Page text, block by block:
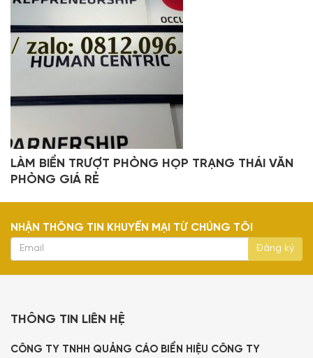
LÀM BIỂN TRƯỢT PHÒNG HỌP TRẠNG THÁI VĂN
PHÒNG GIÁ RẺ
NHẬN THÔNG TIN KHUYẾN MẠI TỪ CHÚNG TÔI
THÔNG TIN LIÊN HỆ
CÔNG TY TNHH QUẢNG CÁO BIỂN HIỆU CÔNG TY